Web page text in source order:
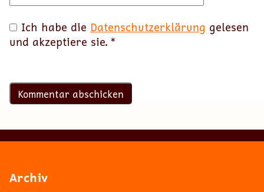
Ich habe die Datenschutzerklärung gelesen
und akzeptiere sie. *
Archiv